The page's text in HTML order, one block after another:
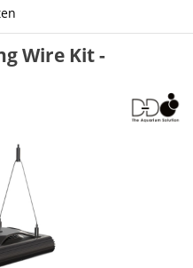
Wire Kit -